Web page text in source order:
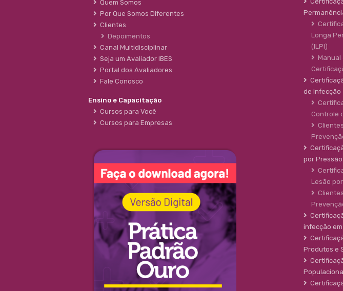
Quem Somos
Por Que Somos Diferentes
Clientes
Depoimentos
Canal Multidisciplinar
Seja um Avaliador IBES
Portal dos Avaliadores
Fale Conosco
Ensino e Capacitação
Cursos para Você
Cursos para Empresas
Longa
(ILPI)
Manual
de Infecção
Controle
por Pressão
Lesão
infecção
Produtos e